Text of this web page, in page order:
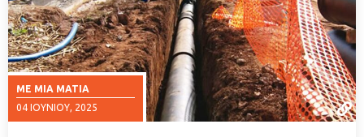
ΜΕ ΜΙΑ ΜΑΤΙΆ
04 ΙΟΥΝΊΟΥ, 2025